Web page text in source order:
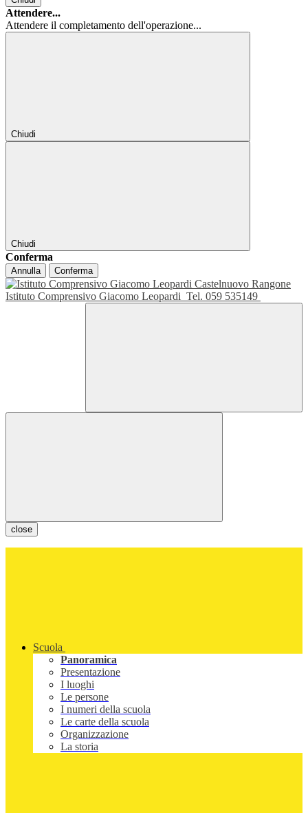
Attendere...
Attendere il completamento dell'operazione...
Chiudi
Chiudi
Conferma
Annulla Conferma
Istituto Comprensivo Giacomo Leopardi Tel. 059 535149
close
Scuola
Panoramica
Presentazione
I luoghi
Le persone
I numeri della scuola
Le carte della scuola
Organizzazione
La storia